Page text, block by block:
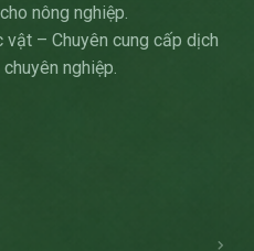
nông nghiệp.
– Chuyên cung cấp dịch
nghiệp.